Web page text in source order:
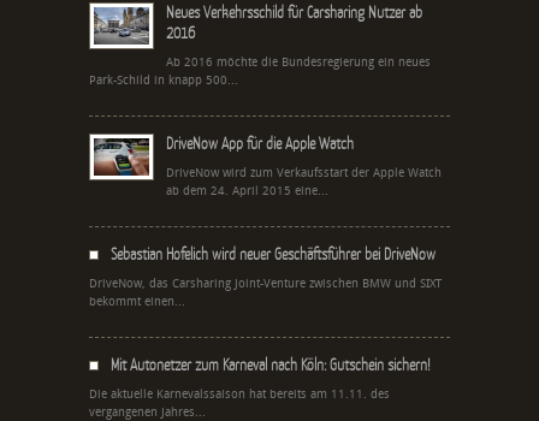
Neues Verkehrsschild für Carsharing Nutzer ab
2016
Ab 2016 möchte die Bundesregierung ein neues
Park-Schild in knapp 500...
DriveNow App für die Apple Watch
DriveNow wird zum Verkaufsstart der Apple Watch
ab dem 24. April 2015 eine...
Sebastian Hofelich wird neuer Geschäftsführer bei DriveNow
DriveNow, das Carsharing Joint-Venture zwischen BMW und SIXT
bekommt einen...
Mit Autonetzer zum Karneval nach Köln: Gutschein sichern!
Die aktuelle Karnevalssaison hat bereits am 11.11. des
vergangenen Jahres...